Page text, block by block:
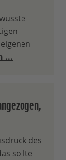
...
des
sollte